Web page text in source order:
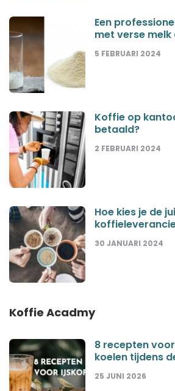
Een
met verse
5 FEBRUARI 2024
Koffie op
betaald?
2 FEBRUARI 2024
Hoe kies je de
30 JANUARI 2024
Koffie Acadmy
8 recepten
koelen tijdens
25 JUNI 2026